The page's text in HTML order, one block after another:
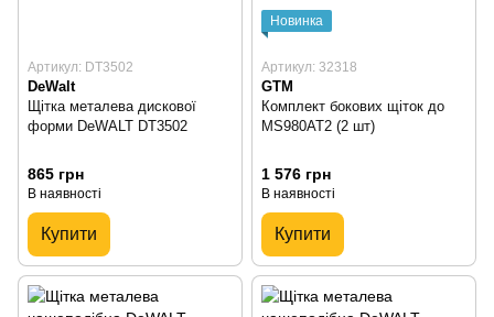
Артикул: DT3502
DeWalt
Щітка металева дискової
форми DeWALT DT3502
865 грн
В наявності
Купити
Новинка
Артикул: 32318
GTM
Комплект бокових щіток до
MS980AT2 (2 шт)
1 576 грн
В наявності
Купити